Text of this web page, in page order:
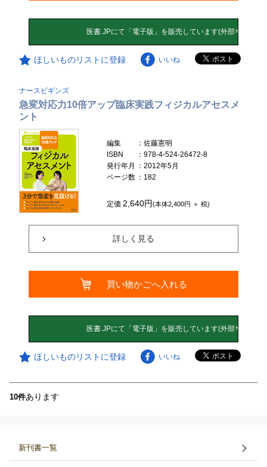
ほしいものリストに登録 いいね
ナースビギンズ
急変対応力10倍アップ臨床実践フィジカルアセスメ
ント
編集
：佐藤憲明
ISBN
：978-4-524-26472-8
発行年月
：2012年5月
ページ数 ：182
定価2,640円(本体2,400円 ＋ 税)
詳しく見る
買い物かごへ入れる
ほしいものリストに登録 いいね
10件あります
新刊書一覧